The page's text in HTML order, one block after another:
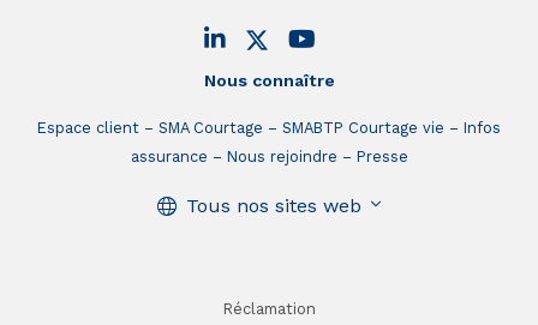
Nous connaître
Espace client SMA Courtage SMABTP Courtage vie
Infos
assurance
Nous rejoindre Presse
Tous nos sites web
Réclamation